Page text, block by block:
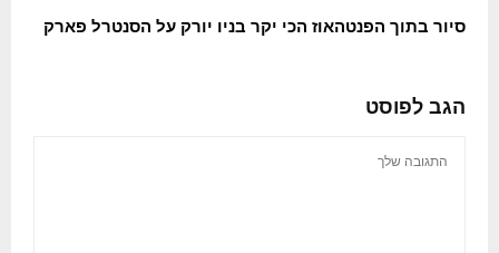
סיור בתוך הפנטהאוז הכי יקר בניו יורק על הסנטרל פארק
הגב לפוסט